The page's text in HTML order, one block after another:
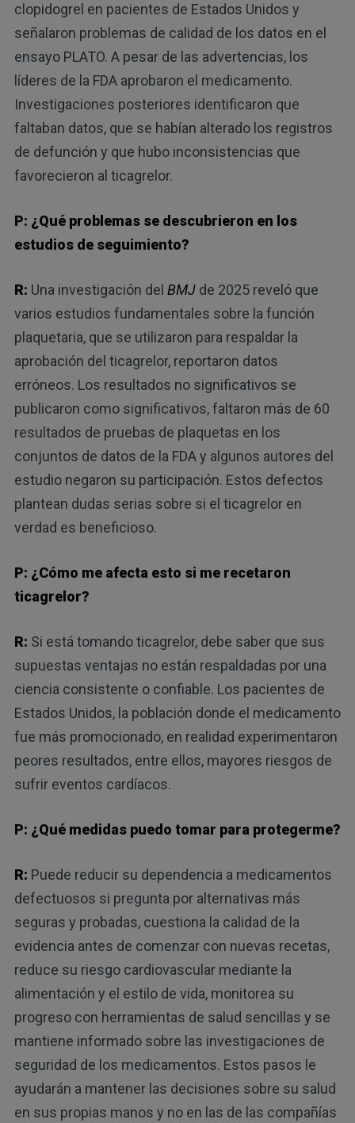
clopidogrel en pacientes de Estados Unidos y
señalaron problemas de calidad de los datos en el
ensayo PLATO. A pesar de las advertencias, los
líderes de la FDA aprobaron el medicamento.
Investigaciones posteriores identificaron que
faltaban datos, que se habían alterado los registros
de defunción y que hubo inconsistencias que
favorecieron al ticagrelor.
P: ¿Qué problemas se descubrieron en los
estudios de seguimiento?
R: Una investigación del BMJde 2025 reveló que
varios estudios fundamentales sobre la función
plaquetaria, que se utilizaron para respaldar la
aprobación del ticagrelor, reportaron datos
erróneos. Los resultados no significativos se
publicaron como significativos, faltaron más de 60
resultados de pruebas de plaquetas en los
conjuntos de datos de la FDA y algunos autores del
estudio negaron su participación. Estos defectos
plantean dudas serias sobre si el ticagrelor en
verdad es beneficioso.
P: ¿Cómo me afecta esto si me recetaron
ticagrelor?
R: Si está tomando ticagrelor, debe saber que sus
supuestas ventajas no están respaldadas por una
ciencia consistente o confiable. Los pacientes de
Estados Unidos, la población donde el medicamento
fue más promocionado, en realidad experimentaron
peores resultados, entre ellos, mayores riesgos de
sufrir eventos cardíacos.
P: ¿Qué medidas puedo tomar para protegerme?
R: Puede reducir su dependencia a medicamentos
defectuosos si pregunta por alternativas más
seguras y probadas, cuestiona la calidad de la
evidencia antes de comenzar con nuevas recetas,
reduce su riesgo cardiovascular mediante la
alimentación y el estilo de vida, monitorea su
progreso con herramientas de salud sencillas y se
mantiene informado sobre las investigaciones de
seguridad de los medicamentos. Estos pasos le
ayudarán a mantener las decisiones sobre su salud
en sus propias manos y no en las de las compañías